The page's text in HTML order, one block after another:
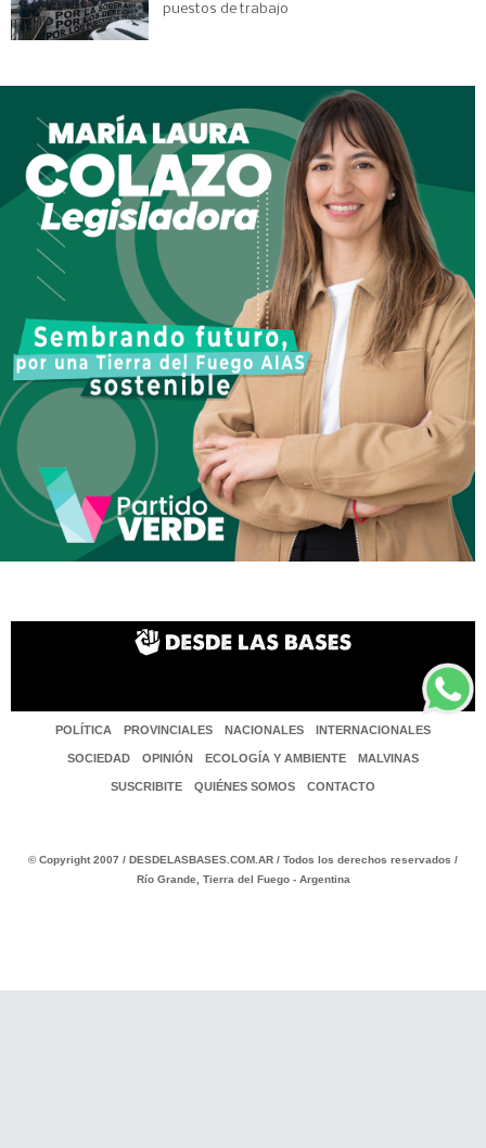
puestos de trabajo
POLÍTICA PROVINCIALES NACIONALES INTERNACIONALES
SOCIEDAD OPINIÓN ECOLOGÍA Y AMBIENTE MALVINAS
SUSCRIBITE QUIÉNES SOMOS CONTACTO
© Copyright 2007 / DESDELASBASES.COM.AR / Todos los derechos reservados /
Río Grande, Tierra del Fuego - Argentina